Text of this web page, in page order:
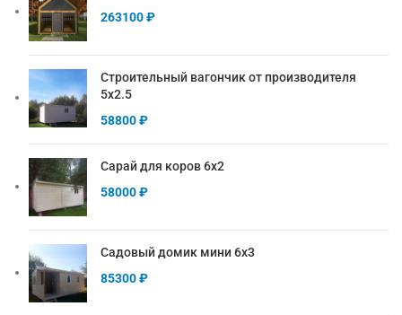
263100₽
Строительный вагончик от производителя
5х2.5
58800₽
Сарай для коров 6х2
58000₽
Садовый домик мини 6х3
85300₽